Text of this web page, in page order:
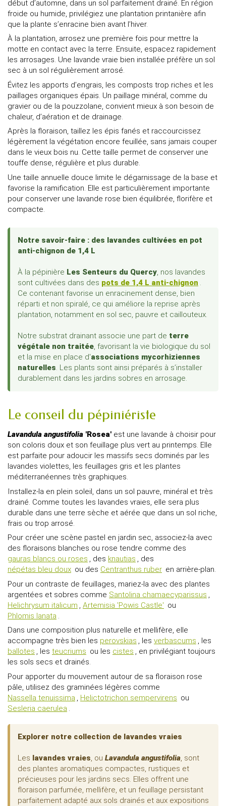
début d’automne, dans un sol parfaitement drainé. En région
froide ou humide, privilégiez une plantation printanière afin
que la plante s’enracine bien avant l’hiver.
À la plantation, arrosez une première fois pour mettre la
motte en contact avec la terre. Ensuite, espacez rapidement
les arrosages. Une lavande vraie bien installée préfère un sol
sec à un sol régulièrement arrosé.
Évitez les apports d’engrais, les composts trop riches et les
paillages organiques épais. Un paillage minéral, comme du
gravier ou de la pouzzolane, convient mieux à son besoin de
chaleur, d’aération et de drainage.
Après la floraison, taillez les épis fanés et raccourcissez
légèrement la végétation encore feuillée, sans jamais couper
dans le vieux bois nu. Cette taille permet de conserver une
touffe dense, régulière et plus durable.
Une taille annuelle douce limite le dégarnissage de la base et
favorise la ramification. Elle est particulièrement importante
pour conserver une lavande rose bien équilibrée, florifère et
compacte.
Notre savoir-faire : des lavandes cultivées en pot
anti-chignon de 1,4 L
À la pépinière Les Senteurs du Quercy, nos lavandes
sont cultivées dans des pots de 1,4 L anti-chignon .
Ce contenant favorise un enracinement dense, bien
réparti et non spiralé, ce qui améliore la reprise après
plantation, notamment en sol sec, pauvre et caillouteux.
Notre substrat drainant associe une part de terre
végétale non traitée, favorisant la vie biologique du sol
et la mise en place d'associations mycorhiziennes
naturelles. Les plants sont ainsi préparés à s’installer
durablement dans les jardins sobres en arrosage.
Le conseil du pépiniériste
Lavandula angustifolia 'Rosea' est une lavande à choisir pour
son coloris doux et son feuillage plus vert au printemps. Elle
est parfaite pour adoucir les massifs secs dominés par les
lavandes violettes, les feuillages gris et les plantes
méditerranéennes très graphiques.
Installez-la en plein soleil, dans un sol pauvre, minéral et très
drainé. Comme toutes les lavandes vraies, elle sera plus
durable dans une terre sèche et aérée que dans un sol riche,
frais ou trop arrosé.
Pour créer une scène pastel en jardin sec, associez-la avec
des floraisons blanches ou rose tendre comme des
gauras blancs ou roses , des knautias , des
népétas bleu doux ou des Centranthus ruber en arrière-plan.
Pour un contraste de feuillages, mariez-la avec des plantes
argentées et sobres comme Santolina chamaecyparissus ,
Helichrysum italicum , Artemisia 'Powis Castle' ou
Phlomis lanata .
Dans une composition plus naturelle et mellifère, elle
accompagne très bien les perovskias , les verbascums , les
ballotes , les teucriums ou les cistes , en privilégiant toujours
les sols secs et drainés.
Pour apporter du mouvement autour de sa floraison rose
pâle, utilisez des graminées légères comme
Nassella tenuissima , Helictotrichon sempervirens ou
Sesleria caerulea .
Explorer notre collection de lavandes vraies
Les lavandes vraies, ou Lavandula angustifolia, sont
des plantes aromatiques compactes, rustiques et
précieuses pour les jardins secs. Elles offrent une
floraison parfumée, mellifère, et un feuillage persistant
parfaitement adapté aux sols drainés et aux expositions